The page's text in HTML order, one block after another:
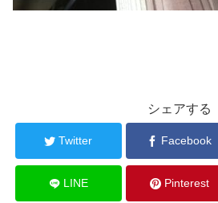
シェアする
Twitter Facebook
LINE Pinterest